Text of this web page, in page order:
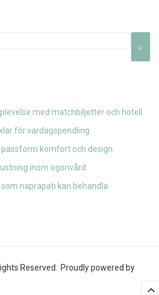
med matchbiljetter och hotell
för vardagspendling
komfort och design
inom ögonvård
naprapati kan behandla
Reserved. Proudly powered by